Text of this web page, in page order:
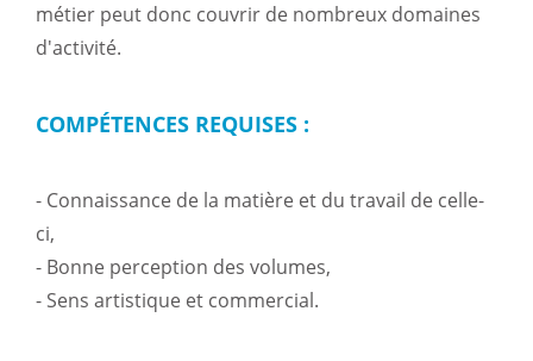
métier peut donc couvrir de nombreux domaines
d'activité.
COMPÉTENCES REQUISES :
- Connaissance de la matière et du travail de celle-
ci,
- Bonne perception des volumes,
- Sens artistique et commercial.